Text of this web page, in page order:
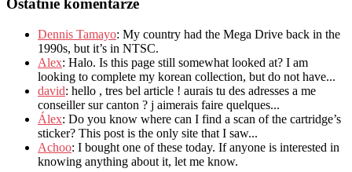
Ostatnie komentarze
Dennis Tamayo: My country had the Mega Drive back in the
1990s, but it’s in NTSC.
Alex: Halo. Is this page still somewhat looked at? I am
looking to complete my korean collection, but do not have...
david: hello , tres bel article ! aurais tu des adresses a me
conseiller sur canton ? j aimerais faire quelques...
Álex: Do you know where can I find a scan of the cartridge’s
sticker? This post is the only site that I saw...
Achoo: I bought one of these today. If anyone is interested in
knowing anything about it, let me know.